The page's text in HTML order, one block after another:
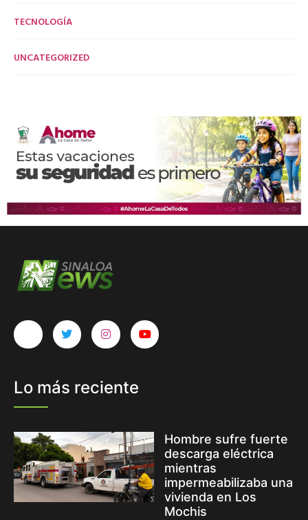
TECNOLOGÍA
UNCATEGORIZED
Lo más reciente
Hombre sufre fuerte
descarga eléctrica
mientras
impermeabilizaba una
vivienda en Los
Mochis